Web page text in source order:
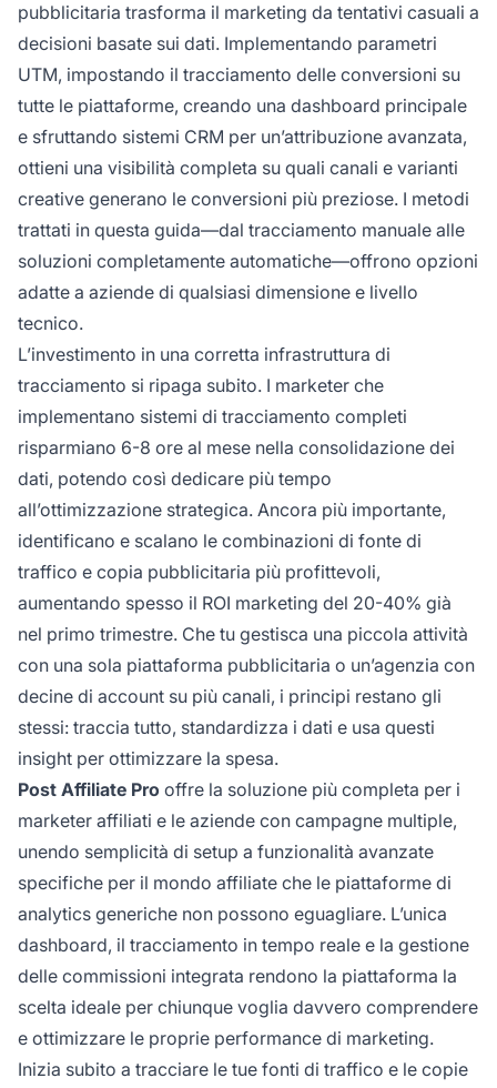
pubblicitaria trasforma il marketing da tentativi casuali a
decisioni basate sui dati. Implementando parametri
UTM, impostando il tracciamento delle conversioni su
tutte le piattaforme, creando una dashboard principale
e sfruttando sistemi CRM per un’attribuzione avanzata,
ottieni una visibilità completa su quali canali e varianti
creative generano le conversioni più preziose. I metodi
trattati in questa guida—dal tracciamento manuale alle
soluzioni completamente automatiche—offrono opzioni
adatte a aziende di qualsiasi dimensione e livello
tecnico.
L’investimento in una corretta infrastruttura di
tracciamento si ripaga subito. I marketer che
implementano sistemi di tracciamento completi
risparmiano 6-8 ore al mese nella consolidazione dei
dati, potendo così dedicare più tempo
all’ottimizzazione strategica. Ancora più importante,
identificano e scalano le combinazioni di fonte di
traffico e copia pubblicitaria più profittevoli,
aumentando spesso il ROI marketing del 20-40% già
nel primo trimestre. Che tu gestisca una piccola attività
con una sola piattaforma pubblicitaria o un’agenzia con
decine di account su più canali, i principi restano gli
stessi: traccia tutto, standardizza i dati e usa questi
insight per ottimizzare la spesa.
Post Affiliate Pro offre la soluzione più completa per i
marketer affiliati e le aziende con campagne multiple,
unendo semplicità di setup a funzionalità avanzate
specifiche per il mondo affiliate che le piattaforme di
analytics generiche non possono eguagliare. L’unica
dashboard, il tracciamento in tempo reale e la gestione
delle commissioni integrata rendono la piattaforma la
scelta ideale per chiunque voglia davvero comprendere
e ottimizzare le proprie performance di marketing.
Inizia subito a tracciare le tue fonti di traffico e le copie